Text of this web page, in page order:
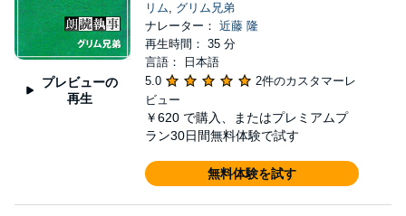
プレビューの
再生
リム, グリム兄弟
ナレーター： 近藤 隆
再生時間： 35 分
言語： 日本語
5.0
2件のカスタマーレ
ビュー
￥620 で購入、またはプレミアムプ
ラン30日間無料体験で試す
無料体験を試す